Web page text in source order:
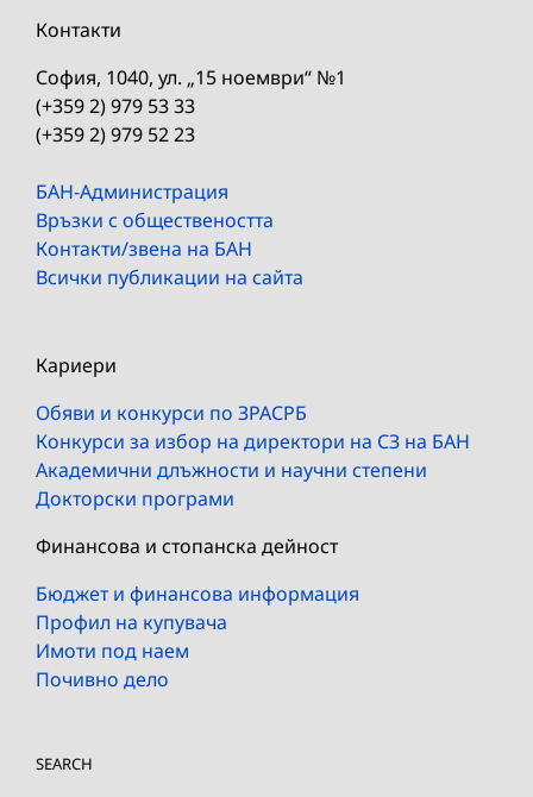
Контакти
София, 1040, ул. „15 ноември“ №1
(+359 2) 979 53 33
(+359 2) 979 52 23
БАН-Администрация
Връзки с обществеността
Контакти/звена на БАН
Всички публикации на сайта
Кариери
Обяви и конкурси по ЗРАСРБ
Конкурси за избор на директори на СЗ на БАН
Академични длъжности и научни степени
Докторски програми
Финансова и стопанска дейност
Бюджет и финансова информация
Профил на купувача
Имоти под наем
Почивно дело
SEARCH